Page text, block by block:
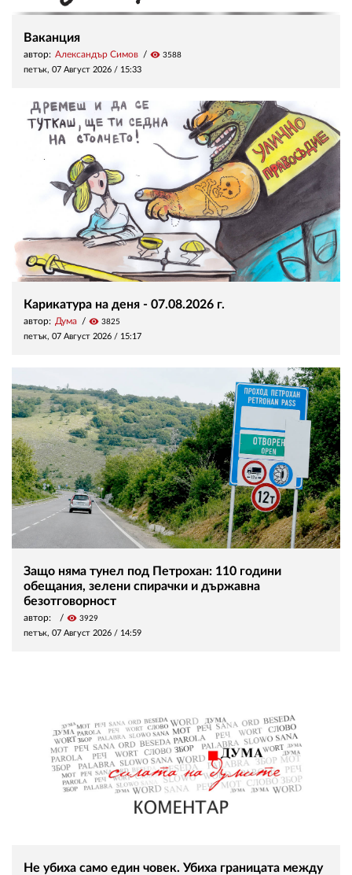
Ваканция
автор: Александър Симов visibility 3588
петък, 07 Август 2026 / 15:33
Карикатура на деня - 07.08.2026 г.
автор: Дума visibility 3825
петък, 07 Август 2026 / 15:17
Защо няма тунел под Петрохан: 110 години
обещания, зелени спирачки и държавна
безотговорност
автор: visibility 3929
петък, 07 Август 2026 / 14:59
Не убиха само един човек. Убиха границата между